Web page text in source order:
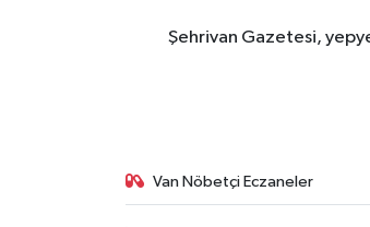
Şehrivan Gazetesi,
Van Nöbetçi Eczaneler